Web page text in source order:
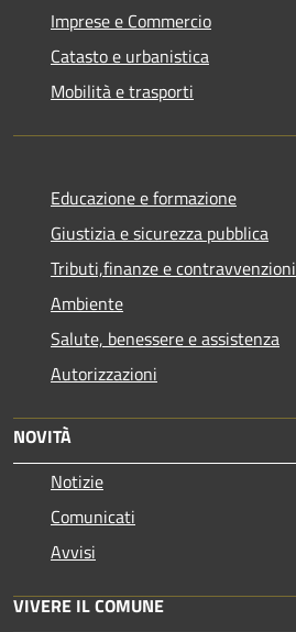
Imprese e Commercio
Catasto e urbanistica
Mobilità e trasporti
Educazione e formazione
Giustizia e sicurezza pubblica
Tributi,finanze e contravvenzioni
Ambiente
Salute, benessere e assistenza
Autorizzazioni
NOVITÀ
Notizie
Comunicati
Avvisi
VIVERE IL COMUNE